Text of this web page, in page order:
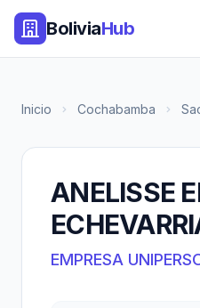
BoliviaHub
Inicio Cochabamba
ANELISSE
EMPRESA